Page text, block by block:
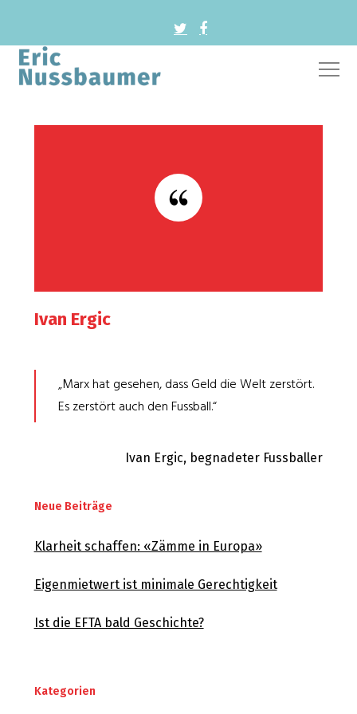
Ivan Ergic
„Marx hat gesehen, dass Geld die Welt zerstört.
Es zerstört auch den Fussball.“
Ivan Ergic, begnadeter Fussballer
Neue Beiträge
Klarheit schaffen: «Zämme in Europa»
Eigenmietwert ist minimale Gerechtigkeit
Ist die EFTA bald Geschichte?
Kategorien